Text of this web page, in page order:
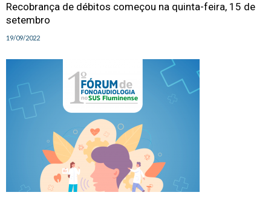
Recobrança de débitos começou na quinta-feira, 15 de
setembro
19/09/2022